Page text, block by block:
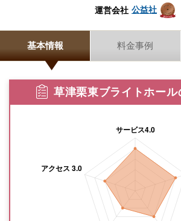
運営会社 公益社
基本情報 料金事例
草津栗東ブライトホール